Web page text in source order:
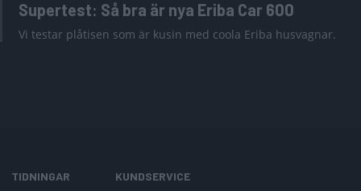
Supertest: Så bra är nya Eriba Car 600
Vi testar plåtisen som är kusin med coola Eriba husvagnar.
TIDNINGAR KUNDSERVICE